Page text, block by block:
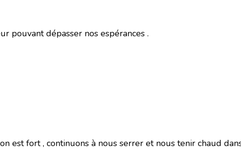
pouvant dépasser nos espérances .
est fort , continuons à nous serrer et nous tenir chaud